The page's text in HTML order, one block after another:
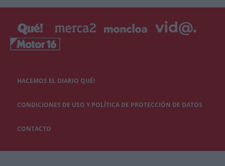
HACEMOS EL DIARIO QUÉ!
CONDICIONES DE USO Y POLÍTICA DE PROTECCIÓN DE DATOS
CONTACTO